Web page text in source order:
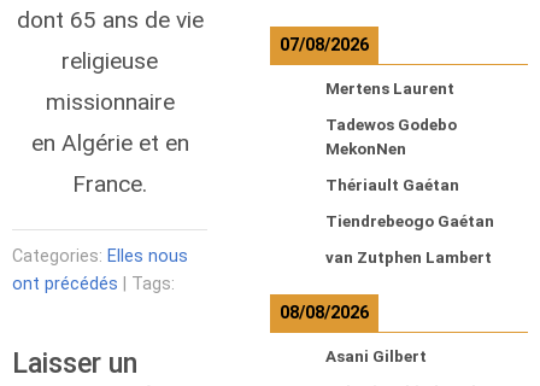
dont 65 ans de vie
religieuse
missionnaire
en Algérie et en
France.
Categories: Elles nous
ont précédés | Tags:
Laisser un
07/08/2026
Mertens Laurent
Tadewos Godebo
MekonNen
Thériault Gaétan
Tiendrebeogo Gaétan
van Zutphen Lambert
08/08/2026
Asani Gilbert